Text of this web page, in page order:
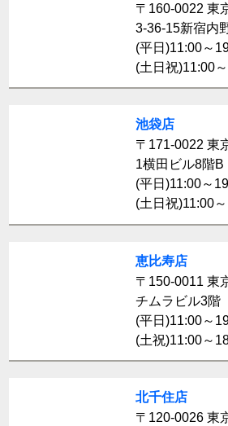
〒160-0022 東
3-36-15新宿内
(平日)11:00～
(土日祝)11:00
池袋店
〒171-0022 東
1横田ビル8階B
(平日)11:00～
(土日祝)11:00
恵比寿店
〒150-0011 東
チムラビル3階
(平日)11:00～
(土祝)11:00～
北千住店
〒120-0026 東